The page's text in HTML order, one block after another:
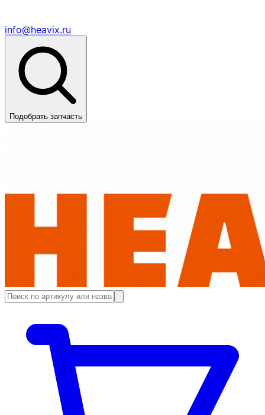
info@heavix.ru
Подобрать запчасть